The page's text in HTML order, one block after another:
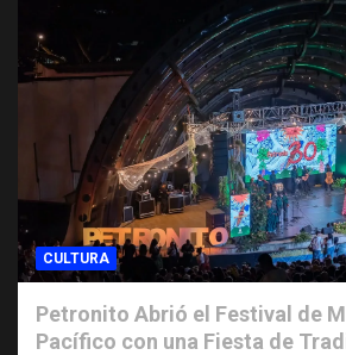
CULTURA
Petronito Abrió el Festival de
Pacífico con una Fiesta de